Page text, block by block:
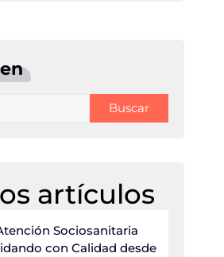
Buscar
artículos
Sociosanitaria
con Calidad desde